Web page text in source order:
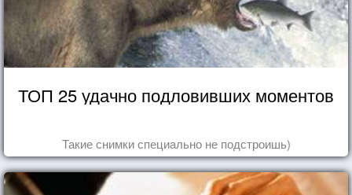
ТОП 25 удачно подловивших моментов
Такие снимки специально не подстроишь)